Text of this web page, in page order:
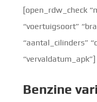
[open_rdw_check
“voertuigsoort”
“aantal_cilinders”
“vervaldatum_apk”]
Benzine